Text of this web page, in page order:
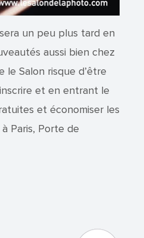
un peu plus tard en
aussi bien chez
le Salon risque d’être
et en entrant le
et économiser les
Paris, Porte de